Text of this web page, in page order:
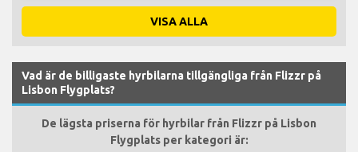
VISA ALLA
Vad är de billigaste hyrbilarna tillgängliga från Flizzr på
Lisbon Flygplats?
De lägsta priserna för hyrbilar från Flizzr på Lisbon
Flygplats per kategori är: